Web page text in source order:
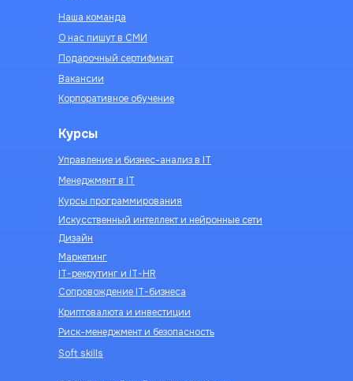
Курсы
Наша команда
Корпоративное обучение
Вакансии
Подарочный сертификат
О нас пишут в СМИ
Управление и бизнес-анализ в IT
Soft skills
Криптовалюта и инвестиции
Риск-менеджмент и безопасность
Сопровождение IT-бизнеса
IT-рекрутинг и IT-HR
Маркетинг
Дизайн
Искусственный интеллект и нейронные сети
Курсы программирования
Менеджмент в IT